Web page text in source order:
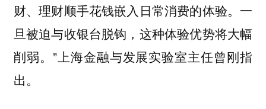
财、理财顺手花钱嵌入日常消费的体验。一
旦被迫与收银台脱钩，这种体验优势将大幅
削弱。”上海金融与发展实验室主任曾刚指
出。